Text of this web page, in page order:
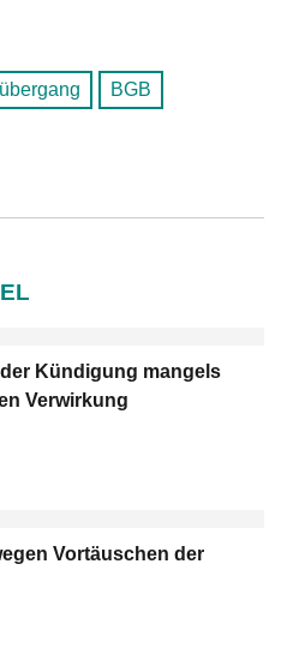
BGB
Kündigung mangels
Verwirkung
Vortäuschen der